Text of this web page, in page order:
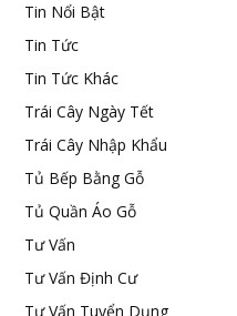
Tin Nổi Bật
Tin Tức
Tin Tức Khác
Trái Cây Ngày Tết
Trái Cây Nhập Khẩu
Tủ Bếp Bằng Gỗ
Tủ Quần Áo Gỗ
Tư Vấn
Tư Vấn Định Cư
Tư Vấn Tuyển Dụng